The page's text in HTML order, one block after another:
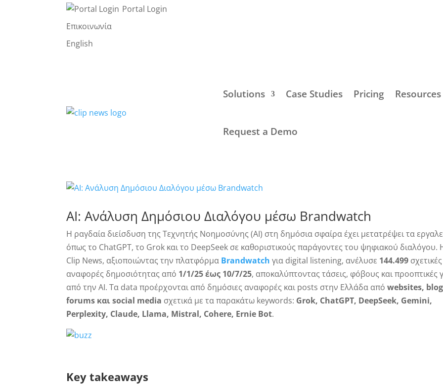
Portal Login
Επικοινωνία
English
Solutions Case Studies Pricing Resources
Request a Demo
AI: Ανάλυση Δημόσιου Διαλόγου μέσω Brandwatch
Η ραγδαία διείσδυση της Τεχνητής Νοημοσύνης (AI) στη δημόσια σφαίρα έχει μετατρέψει τα
όπως το ChatGPT, το Grok και το DeepSeek σε καθοριστικούς παράγοντες του ψηφιακού διαλόγου.
Clip News, αξιοποιώντας την πλατφόρμα Brandwatch για digital listening, ανέλυσε 144.499 σχετικές
αναφορές δημοσιότητας από 1/1/25 έως 10/7/25, αποκαλύπτοντας τάσεις, φόβους και προοπτικές
από την AI. Τα data προέρχονται από δημόσιες αναφορές και posts στην Ελλάδα απόwebsites,
forums και social media σχετικά με τα παρακάτω keywords: Grok, ChatGPT, DeepSeek, Gemini,
Perplexity, Claude, Llama, Mistral, Cohere, Ernie Bot.
Key takeaways